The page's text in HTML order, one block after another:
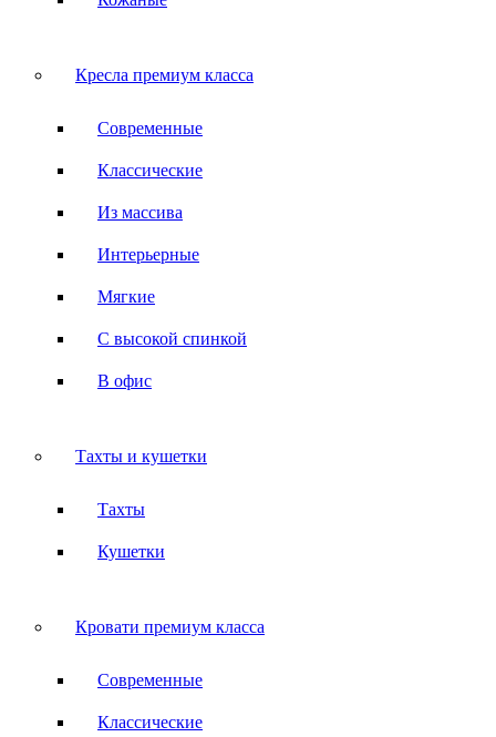
Кресла премиум класса
Современные
Классические
Из массива
Интерьерные
Мягкие
С высокой спинкой
В офис
Тахты и кушетки
Тахты
Кушетки
Кровати премиум класса
Современные
Классические